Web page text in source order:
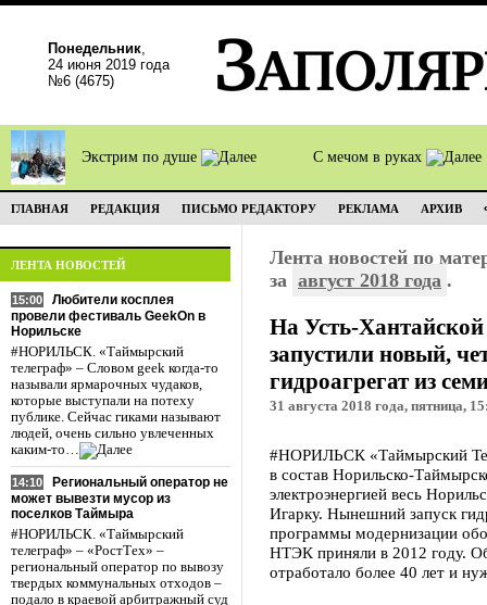
Понедельник,
24 июня 2019 года
№6 (4675)
Экстрим по душе С мечом в руках
ГЛАВНАЯ РЕДАКЦИЯ ПИСЬМО РЕДАКТОРУ РЕКЛАМА АРХИВ
ЛЕНТА НОВОСТЕЙ
15:00
Любители косплея
провели фестиваль GeekOn в
Норильске
#НОРИЛЬСК. «Таймырский
телеграф» – Словом geek когда-то
называли ярмарочных чудаков,
которые выступали на потеху
публике. Сейчас гиками называют
людей, очень сильно увлеченных
каким-то…
14:10
Региональный оператор не
может вывезти мусор из
поселков Таймыра
#НОРИЛЬСК. «Таймырский
телеграф» – «РостТех» –
региональный оператор по вывозу
твердых коммунальных отходов –
подало в краевой арбитражный суд
Лента новостей по
за август 2018 года .
На Усть-
запустили новый,
гидроагрегат из
31 августа 2018 года, пятница,
#НОРИЛЬСК «Таймырский
в состав Норильско-
электроэнергией весь
Игарку. Нынешний запуск
программы модернизации
НТЭК приняли в 2012 году.
отработало более 40 лет и